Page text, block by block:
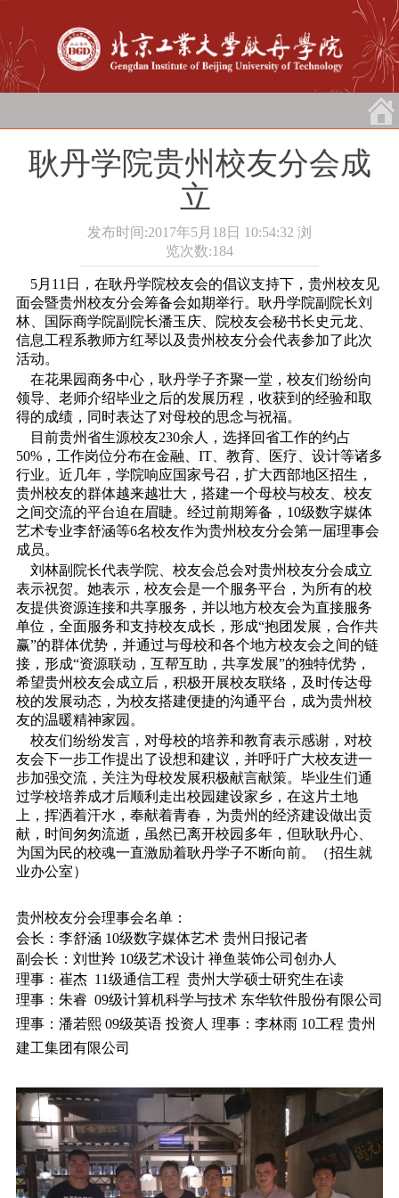
耿丹学院贵州校友分会成
立
发布时间:2017年5月18日 10:54:32 浏
览次数:184
5月11日，在耿丹学院校友会的倡议支持下，贵州校友见
面会暨贵州校友分会筹备会如期举行。耿丹学院副院长刘
林、国际商学院副院长潘玉庆、院校友会秘书长史元龙、
信息工程系教师方红琴以及贵州校友分会代表参加了此次
活动。
在花果园商务中心，耿丹学子齐聚一堂，校友们纷纷向
领导、老师介绍毕业之后的发展历程，收获到的经验和取
得的成绩，同时表达了对母校的思念与祝福。
目前贵州省生源校友230余人，选择回省工作的约占
50%，工作岗位分布在金融、IT、教育、医疗、设计等诸多
行业。近几年，学院响应国家号召，扩大西部地区招生，
贵州校友的群体越来越壮大，搭建一个母校与校友、校友
之间交流的平台迫在眉睫。经过前期筹备，10级数字媒体
艺术专业李舒涵等6名校友作为贵州校友分会第一届理事会
成员。
刘林副院长代表学院、校友会总会对贵州校友分会成立
表示祝贺。她表示，校友会是一个服务平台，为所有的校
友提供资源连接和共享服务，并以地方校友会为直接服务
单位，全面服务和支持校友成长，形成“抱团发展，合作共
赢”的群体优势，并通过与母校和各个地方校友会之间的链
接，形成“资源联动，互帮互助，共享发展”的独特优势，
希望贵州校友会成立后，积极开展校友联络，及时传达母
校的发展动态，为校友搭建便捷的沟通平台，成为贵州校
友的温暖精神家园。
校友们纷纷发言，对母校的培养和教育表示感谢，对校
友会下一步工作提出了设想和建议，并呼吁广大校友进一
步加强交流，关注为母校发展积极献言献策。毕业生们通
过学校培养成才后顺利走出校园建设家乡，在这片土地
上，挥洒着汗水，奉献着青春，为贵州的经济建设做出贡
献，时间匆匆流逝，虽然已离开校园多年，但耿耿丹心、
为国为民的校魂一直激励着耿丹学子不断向前。（招生就
业办公室）
贵州校友分会理事会名单：
会长：李舒涵 10级数字媒体艺术 贵州日报记者
副会长：刘世羚 10级艺术设计 禅鱼装饰公司创办人
理事：崔杰 11级通信工程 贵州大学硕士研究生在读
理事：朱睿 09级计算机科学与技术 东华软件股份有限公司
理事：潘若熙 09级英语 投资人 理事：李林雨 10工程 贵州
建工集团有限公司